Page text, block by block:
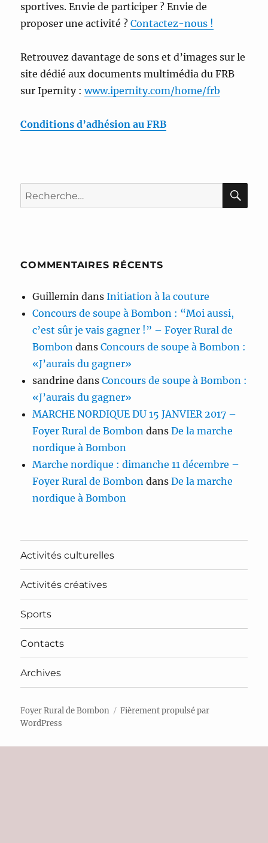
sportives. Envie de participer ? Envie de
proposer une activité ?Contactez-nous !
Retrouvez davantage de sons et d’images sur le
site dédié aux documents multimédia du FRB
sur Ipernity :www.ipernity.com/home/frb
Conditions d’adhésion au FRB
Recherche
pour :
COMMENTAIRES RÉCENTS
Guillemin dansInitiation à la couture
Concours de soupe à Bombon : “Moi aussi,
c’est sûr je vais gagner !” – Foyer Rural de
Bombon dansConcours de soupe à Bombon :
«J’aurais du gagner»
sandrine dansConcours de soupe à Bombon :
«J’aurais du gagner»
MARCHE NORDIQUE DU 15 JANVIER 2017 –
Foyer Rural de Bombon dansDe la marche
nordique à Bombon
Marche nordique : dimanche 11 décembre –
Foyer Rural de Bombon dansDe la marche
nordique à Bombon
Activités culturelles
Activités créatives
Sports
Contacts
Archives
Foyer Rural de Bombon
Fièrement propulsé par
WordPress